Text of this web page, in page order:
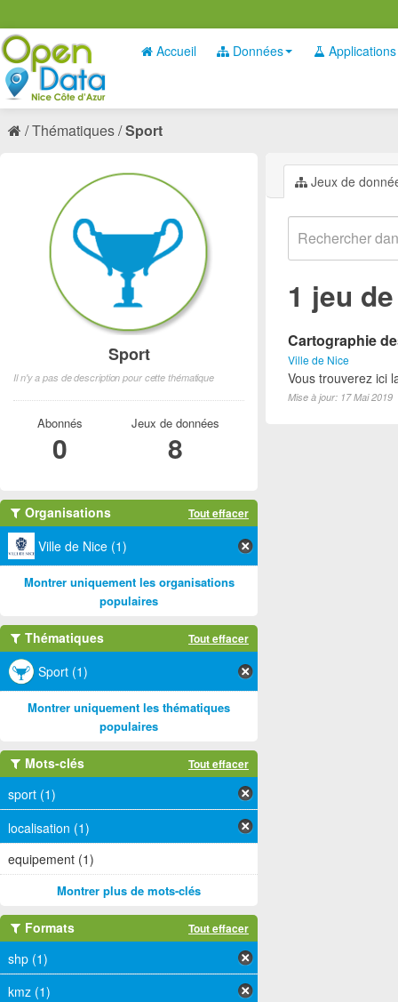
Accueil Données Applications
Thématiques Sport
Jeux de
1 jeu
Cartographie
Ville de Nice
Vous trouverez ici
Mise à jour: 17 Mai 2019
Sport
Il n'y a pas de description pour cette thématique
Abonnés
0
Jeux de données
8
Organisations Tout effacer
Ville de Nice (1)
Montrer uniquement les organisations
populaires
Thématiques Tout effacer
Sport (1)
Montrer uniquement les thématiques
populaires
Mots-clés Tout effacer
sport (1)
localisation (1)
equipement (1)
Montrer plus de mots-clés
Formats Tout effacer
shp (1)
kmz (1)